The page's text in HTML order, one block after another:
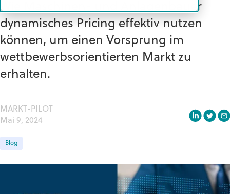
Wie Maschinen- und Anlagenbauer
dynamisches Pricing effektiv nutzen
können, um einen Vorsprung im
wettbewerbsorientierten Markt zu
erhalten.
MARKT-PILOT
Mai 9, 2024
Blog